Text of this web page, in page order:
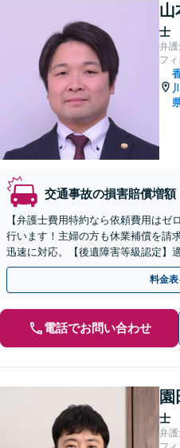
山
士
弁護
フィ
川
交通事故の損害賠償増額
【弁護士費用特約なら依頼費用は
行います！主婦の方も休業補償を請
迅速に対応。【後遺障害等級認定】
を！【瓦町駅徒歩2分】
料金
電話でお問い合わせ
士
弁護